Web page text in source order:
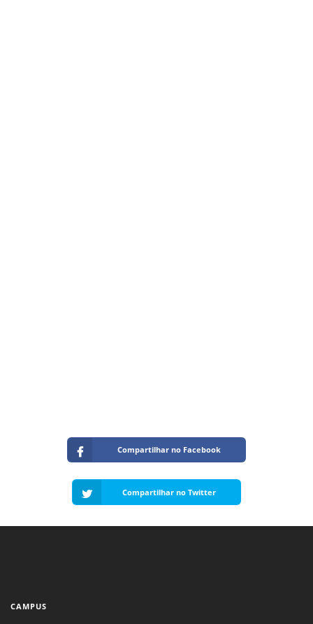
Compartilhar no Facebook
Compartilhar no Twitter
CAMPUS